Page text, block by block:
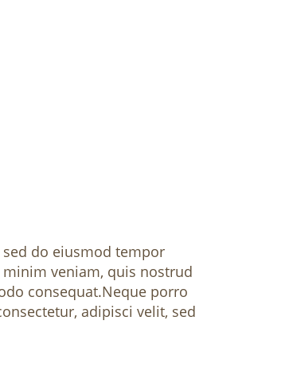
do eiusmod tempor
veniam, quis nostrud
consequat.Neque porro
adipisci velit, sed